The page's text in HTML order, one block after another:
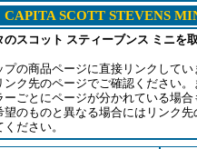
CAPITA SCOTT STEVENS
のスコット スティーブンス ミニを
プの商品ページに直接リンクして
ンク先のページでご確認ください
ーごとにページが分かれている場
望のものと異なる場合にはリンク
ださい。